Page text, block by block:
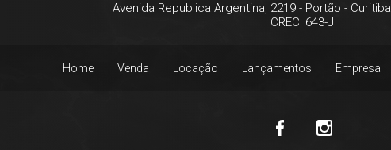
Avenida Republica Argentina, 2219 - Portão - Curitiba
CRECI 643-J
Home Venda Locação Lançamentos Empresa